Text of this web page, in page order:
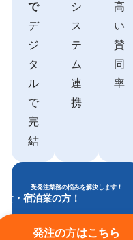
で
デ
ジ
タ
ル
で
完
結
シ
ス
テ
ム
連
携
高
い
賛
同
率
受発注業務の悩みを解決します！
食・宿泊業の方！
発注の方はこちら